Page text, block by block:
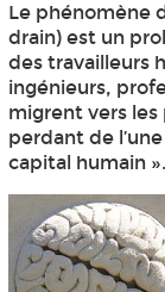
Le phénomène
drain) est un
des travailleurs
ingénieurs,
migrent vers les
perdant de
capital humain ».